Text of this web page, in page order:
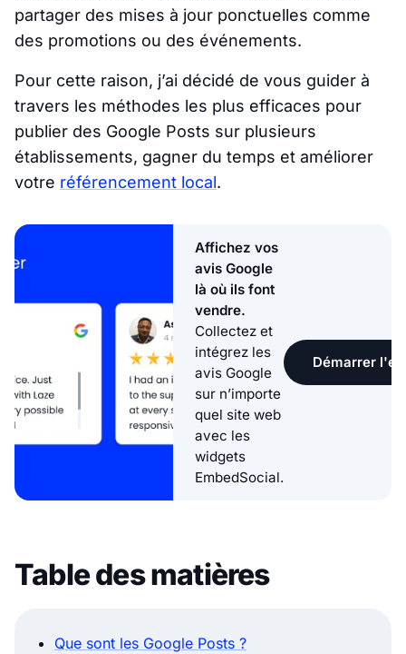
partager des mises à jour ponctuelles comme
des promotions ou des événements.
Pour cette raison, j’ai décidé de vous guider à
travers les méthodes les plus efficaces pour
publier des Google Posts sur plusieurs
établissements, gagner du temps et améliorer
votre référencement local.
Affichez vos
avis Google
là où ils font
vendre.
Collectez et
intégrez les
avis Google
sur n’importe
quel site web
avec les
widgets
EmbedSocial.
Démarrer
Table des matières
Que sont les Google Posts ?